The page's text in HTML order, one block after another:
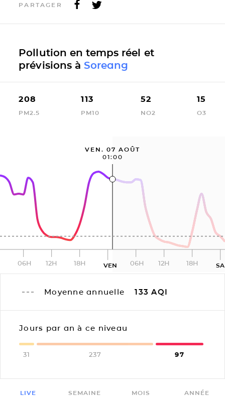
PARTAGER
Pollution en temps réel et
prévisions à Soreang
208
PM2.5
113
PM10
52
NO2
15
O3
VEN. 07 AOÛT
01:00
06H 12H 18H VEN 06H 12H 18H
Moyenne annuelle 133 AQI
Jours par an à ce niveau
31 237 97
LIVE SEMAINE MOIS ANNÉE